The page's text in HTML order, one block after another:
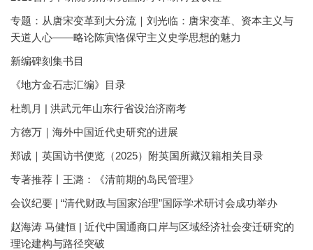
专题：从唐宋变革到大分流｜刘光临：唐宋变革、资本主义与
天道人心——略论陈寅恪保守主义史学思想的魅力
新编碑刻集书目
《地方金石志汇编》目录
杜凯月 | 洪武元年山东行省设治济南考
方徳万｜海外中国近代史研究的进展
郑诚｜英国访书便览（2025）附英国所藏汉籍相关目录
专著推荐丨王潞：《清前期的岛民管理》
会议纪要 | “清代财政与国家治理”国际学术研讨会成功举办
赵海涛 马健恒 | 近代中国通商口岸与区域经济社会变迁研究的
理论建构与路径突破